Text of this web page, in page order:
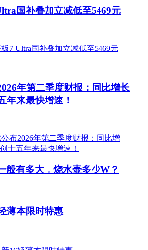
国补叠加立减低至5469元
年第二季度财报：同比增长
年来最快增速！
般有多大，烧水壶多少W？
薄本限时特惠